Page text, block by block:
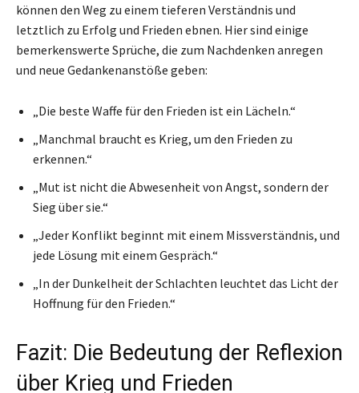
können den Weg zu einem tieferen Verständnis und
letztlich zu Erfolg und Frieden ebnen. Hier sind einige
bemerkenswerte Sprüche, die zum Nachdenken anregen
und neue Gedankenanstöße geben:
„Die beste Waffe für den Frieden ist ein Lächeln.“
„Manchmal braucht es Krieg, um den Frieden zu
erkennen.“
„Mut ist nicht die Abwesenheit von Angst, sondern der
Sieg über sie.“
„Jeder Konflikt beginnt mit einem Missverständnis, und
jede Lösung mit einem Gespräch.“
„In der Dunkelheit der Schlachten leuchtet das Licht der
Hoffnung für den Frieden.“
Fazit: Die Bedeutung der Reflexion
über Krieg und Frieden